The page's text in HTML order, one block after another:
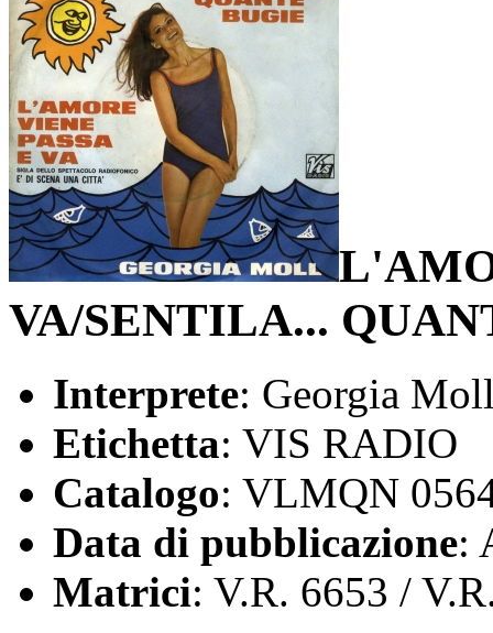
VA/SENTILA...
Interprete: Georgia
Etichetta: VIS RADIO
Catalogo: VLMQN
Data di pubblicazione:
Matrici: V.R. 6653 /